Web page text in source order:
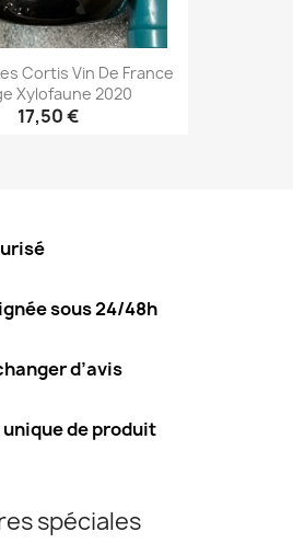
Cortis Vin De France
Xylofaune 2020
17,50 €
sous 24/48h
d’avis
de produit
spéciales